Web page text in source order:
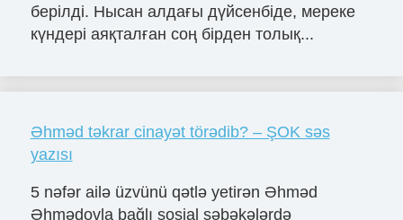
берілді. Нысан алдағы дүйсенбіде, мереке
күндері аяқталған соң бірден толық...
Əhməd təkrar cinayət törədib? – ŞOK səs
yazısı
5 nəfər ailə üzvünü qətlə yetirən Əhməd
Əhmədovla bağlı sosial şəbəkələrdə